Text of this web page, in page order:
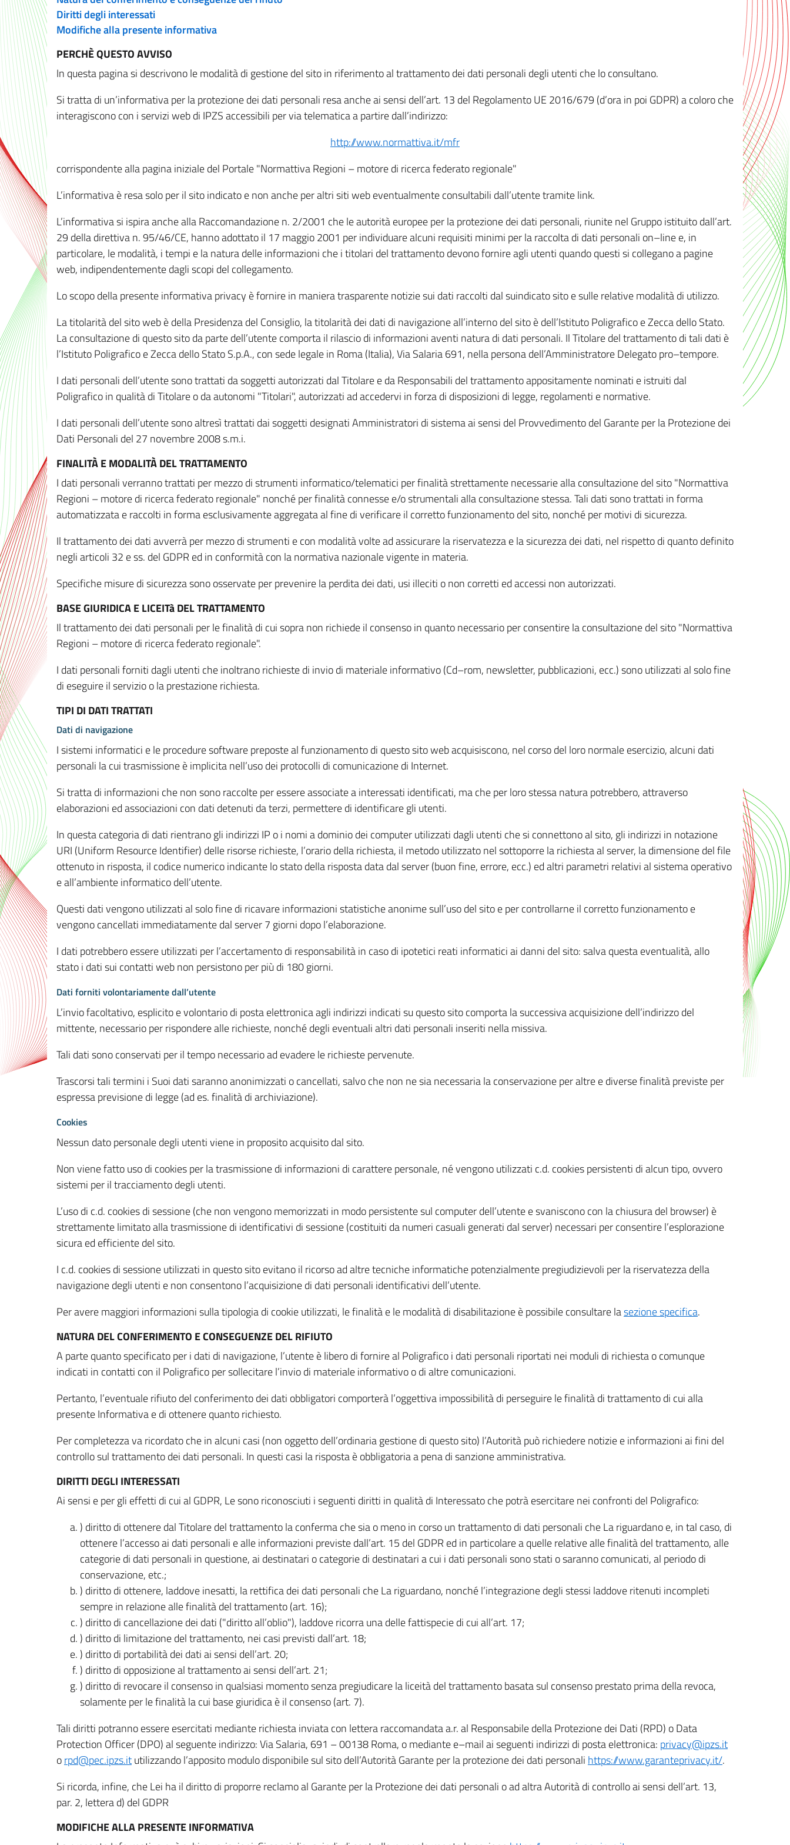
Diritti degli interessati
Modifiche alla presente informativa
PERCHÈ QUESTO AVVISO
In questa pagina si descrivono le modalità di gestione del sito in riferimento al trattamento dei dati personali degli utenti che lo consultano.
Si tratta di un’informativa per la protezione dei dati personali resa anche ai sensi dell’art. 13 del Regolamento UE 2016/679 (d’ora in poi GDPR) a coloro che
interagiscono con i servizi web di IPZS accessibili per via telematica a partire dall’indirizzo:
http://www.normattiva.it/mfr
corrispondente alla pagina iniziale del Portale "Normattiva Regioni – motore di ricerca federato regionale"
L’informativa è resa solo per il sito indicato e non anche per altri siti web eventualmente consultabili dall’utente tramite link.
L’informativa si ispira anche alla Raccomandazione n. 2/2001 che le autorità europee per la protezione dei dati personali, riunite nel Gruppo istituito dall’art.
29 della direttiva n. 95/46/CE, hanno adottato il 17 maggio 2001 per individuare alcuni requisiti minimi per la raccolta di dati personali on–line e, in
particolare, le modalità, i tempi e la natura delle informazioni che i titolari del trattamento devono fornire agli utenti quando questi si collegano a pagine
web, indipendentemente dagli scopi del collegamento.
Lo scopo della presente informativa privacy è fornire in maniera trasparente notizie sui dati raccolti dal suindicato sito e sulle relative modalità di utilizzo.
La titolarità del sito web è della Presidenza del Consiglio, la titolarità dei dati di navigazione all’interno del sito è dell’Istituto Poligrafico e Zecca dello Stato.
La consultazione di questo sito da parte dell’utente comporta il rilascio di informazioni aventi natura di dati personali. Il Titolare del trattamento di tali dati è
l’Istituto Poligrafico e Zecca dello Stato S.p.A., con sede legale in Roma (Italia), Via Salaria 691, nella persona dell’Amministratore Delegato pro–tempore.
I dati personali dell’utente sono trattati da soggetti autorizzati dal Titolare e da Responsabili del trattamento appositamente nominati e istruiti dal
Poligrafico in qualità di Titolare o da autonomi "Titolari", autorizzati ad accedervi in forza di disposizioni di legge, regolamenti e normative.
I dati personali dell’utente sono altresì trattati dai soggetti designati Amministratori di sistema ai sensi del Provvedimento del Garante per la Protezione dei
Dati Personali del 27 novembre 2008 s.m.i.
FINALITÀ E MODALITÀ DEL TRATTAMENTO
I dati personali verranno trattati per mezzo di strumenti informatico/telematici per finalità strettamente necessarie alla consultazione del sito "Normattiva
Regioni – motore di ricerca federato regionale" nonché per finalità connesse e/o strumentali alla consultazione stessa. Tali dati sono trattati in forma
automatizzata e raccolti in forma esclusivamente aggregata al fine di verificare il corretto funzionamento del sito, nonché per motivi di sicurezza.
Il trattamento dei dati avverrà per mezzo di strumenti e con modalità volte ad assicurare la riservatezza e la sicurezza dei dati, nel rispetto di quanto definito
negli articoli 32 e ss. del GDPR ed in conformità con la normativa nazionale vigente in materia.
Specifiche misure di sicurezza sono osservate per prevenire la perdita dei dati, usi illeciti o non corretti ed accessi non autorizzati.
BASE GIURIDICA E LICEITà DEL TRATTAMENTO
Il trattamento dei dati personali per le finalità di cui sopra non richiede il consenso in quanto necessario per consentire la consultazione del sito "Normattiva
Regioni – motore di ricerca federato regionale".
I dati personali forniti dagli utenti che inoltrano richieste di invio di materiale informativo (Cd–rom, newsletter, pubblicazioni, ecc.) sono utilizzati al solo fine
di eseguire il servizio o la prestazione richiesta.
TIPI DI DATI TRATTATI
Dati di navigazione
I sistemi informatici e le procedure software preposte al funzionamento di questo sito web acquisiscono, nel corso del loro normale esercizio, alcuni dati
personali la cui trasmissione è implicita nell’uso dei protocolli di comunicazione di Internet.
Si tratta di informazioni che non sono raccolte per essere associate a interessati identificati, ma che per loro stessa natura potrebbero, attraverso
elaborazioni ed associazioni con dati detenuti da terzi, permettere di identificare gli utenti.
In questa categoria di dati rientrano gli indirizzi IP o i nomi a dominio dei computer utilizzati dagli utenti che si connettono al sito, gli indirizzi in notazione
URI (Uniform Resource Identifier) delle risorse richieste, l’orario della richiesta, il metodo utilizzato nel sottoporre la richiesta al server, la dimensione del file
ottenuto in risposta, il codice numerico indicante lo stato della risposta data dal server (buon fine, errore, ecc.) ed altri parametri relativi al sistema operativo
e all’ambiente informatico dell’utente.
Questi dati vengono utilizzati al solo fine di ricavare informazioni statistiche anonime sull’uso del sito e per controllarne il corretto funzionamento e
vengono cancellati immediatamente dal server 7 giorni dopo l’elaborazione.
I dati potrebbero essere utilizzati per l’accertamento di responsabilità in caso di ipotetici reati informatici ai danni del sito: salva questa eventualità, allo
stato i dati sui contatti web non persistono per più di 180 giorni.
Dati forniti volontariamente dall’utente
L’invio facoltativo, esplicito e volontario di posta elettronica agli indirizzi indicati su questo sito comporta la successiva acquisizione dell’indirizzo del
mittente, necessario per rispondere alle richieste, nonché degli eventuali altri dati personali inseriti nella missiva.
Tali dati sono conservati per il tempo necessario ad evadere le richieste pervenute.
Trascorsi tali termini i Suoi dati saranno anonimizzati o cancellati, salvo che non ne sia necessaria la conservazione per altre e diverse finalità previste per
espressa previsione di legge (ad es. finalità di archiviazione).
Cookies
Nessun dato personale degli utenti viene in proposito acquisito dal sito.
Non viene fatto uso di cookies per la trasmissione di informazioni di carattere personale, né vengono utilizzati c.d. cookies persistenti di alcun tipo, ovvero
sistemi per il tracciamento degli utenti.
L’uso di c.d. cookies di sessione (che non vengono memorizzati in modo persistente sul computer dell’utente e svaniscono con la chiusura del browser) è
strettamente limitato alla trasmissione di identificativi di sessione (costituiti da numeri casuali generati dal server) necessari per consentire l’esplorazione
sicura ed efficiente del sito.
I c.d. cookies di sessione utilizzati in questo sito evitano il ricorso ad altre tecniche informatiche potenzialmente pregiudizievoli per la riservatezza della
navigazione degli utenti e non consentono l’acquisizione di dati personali identificativi dell’utente.
Per avere maggiori informazioni sulla tipologia di cookie utilizzati, le finalità e le modalità di disabilitazione è possibile consultare lasezione specifica.
NATURA DEL CONFERIMENTO E CONSEGUENZE DEL RIFIUTO
A parte quanto specificato per i dati di navigazione, l’utente è libero di fornire al Poligrafico i dati personali riportati nei moduli di richiesta o comunque
indicati in contatti con il Poligrafico per sollecitare l’invio di materiale informativo o di altre comunicazioni.
Pertanto, l’eventuale rifiuto del conferimento dei dati obbligatori comporterà l’oggettiva impossibilità di perseguire le finalità di trattamento di cui alla
presente Informativa e di ottenere quanto richiesto.
Per completezza va ricordato che in alcuni casi (non oggetto dell’ordinaria gestione di questo sito) l’Autorità può richiedere notizie e informazioni ai fini del
controllo sul trattamento dei dati personali. In questi casi la risposta è obbligatoria a pena di sanzione amministrativa.
DIRITTI DEGLI INTERESSATI
Ai sensi e per gli effetti di cui al GDPR, Le sono riconosciuti i seguenti diritti in qualità di Interessato che potrà esercitare nei confronti del Poligrafico:
) diritto di ottenere dal Titolare del trattamento la conferma che sia o meno in corso un trattamento di dati personali che La riguardano e, in tal caso, di
ottenere l’accesso ai dati personali e alle informazioni previste dall’art. 15 del GDPR ed in particolare a quelle relative alle finalità del trattamento, alle
categorie di dati personali in questione, ai destinatari o categorie di destinatari a cui i dati personali sono stati o saranno comunicati, al periodo di
conservazione, etc.;
) diritto di ottenere, laddove inesatti, la rettifica dei dati personali che La riguardano, nonché l’integrazione degli stessi laddove ritenuti incompleti
sempre in relazione alle finalità del trattamento (art. 16);
) diritto di cancellazione dei dati ("diritto all’oblio"), laddove ricorra una delle fattispecie di cui all’art. 17;
) diritto di limitazione del trattamento, nei casi previsti dall’art. 18;
) diritto di portabilità dei dati ai sensi dell’art. 20;
) diritto di opposizione al trattamento ai sensi dell’art. 21;
) diritto di revocare il consenso in qualsiasi momento senza pregiudicare la liceità del trattamento basata sul consenso prestato prima della revoca,
solamente per le finalità la cui base giuridica è il consenso (art. 7).
Tali diritti potranno essere esercitati mediante richiesta inviata con lettera raccomandata a.r. al Responsabile della Protezione dei Dati (RPD) o Data
Protection Officer (DPO) al seguente indirizzo: Via Salaria, 691 – 00138 Roma, o mediante e–mail ai seguenti indirizzi di posta elettronica: privacy@ipzs.it
orpd@pec.ipzs.itutilizzando l’apposito modulo disponibile sul sito dell’Autorità Garante per la protezione dei dati personali https://www.garanteprivacy.it/.
Si ricorda, infine, che Lei ha il diritto di proporre reclamo al Garante per la Protezione dei dati personali o ad altra Autorità di controllo ai sensi dell’art. 13,
par. 2, lettera d) del GDPR
MODIFICHE ALLA PRESENTE INFORMATIVA